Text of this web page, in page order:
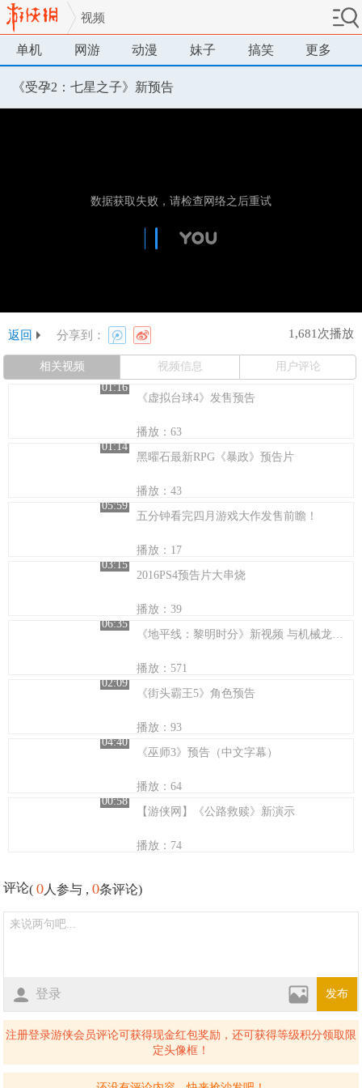
视频
单机 网游 动漫 妹子 搞笑 更多
《受孕2：七星之子》新预告
返回 分享到： 1,681次播放
相关视频 视频信息
用户评论
01:16
《虚拟台球4》发售预告
播放：63
01:14
黑曜石最新RPG《暴政》预告片
播放：43
05:59
五分钟看完四月游戏大作发售前瞻！
播放：17
03:15
2016PS4预告片大串烧
播放：39
06:35
《地平线：黎明时分》新视频 与机械龙战斗乐无穷
播放：571
02:09
《街头霸王5》角色预告
播放：93
04:40
《巫师3》预告（中文字幕）
播放：64
00:58
【游侠网】《公路救赎》新演示
播放：74
评论(0 人参与 ,0条评论)
登录 发布
注册登录游侠会员评论可获得现金红包奖励，还可获得等级积分领取限
定头像框！